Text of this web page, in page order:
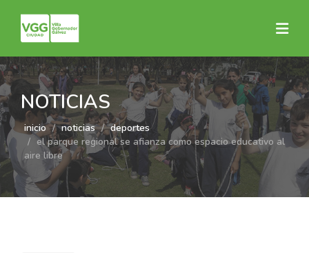
NOTICIAS
inicio noticias
deportes
el parque regional se afianza como espacio educativo al
aire libre